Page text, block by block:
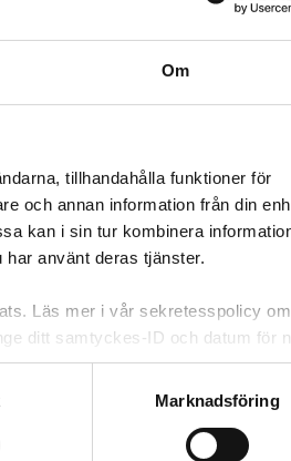
Om
tillhandahålla funktioner för
och annan information från din
kan i sin tur kombinera
använt deras tjänster.
Läs mer i vår sekretesspolicy om
ditt samtyckes-ID och datum för
genom att klicka på
Marknadsföring
till den adress som står i
om medlemskap
kan beviljas tidigast från den
har du som jobbar i Sverige
konditorier,
nöjesföretag.
om du är arbetslös om ditt